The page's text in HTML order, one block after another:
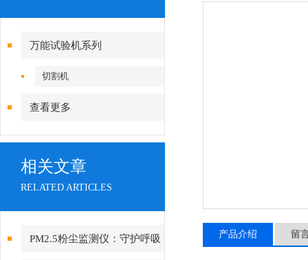
万能试验机系列
切割机
查看更多
相关文章
RELATED ARTICLES
PM2.5粉尘监测仪：守护呼吸 产品介绍 留